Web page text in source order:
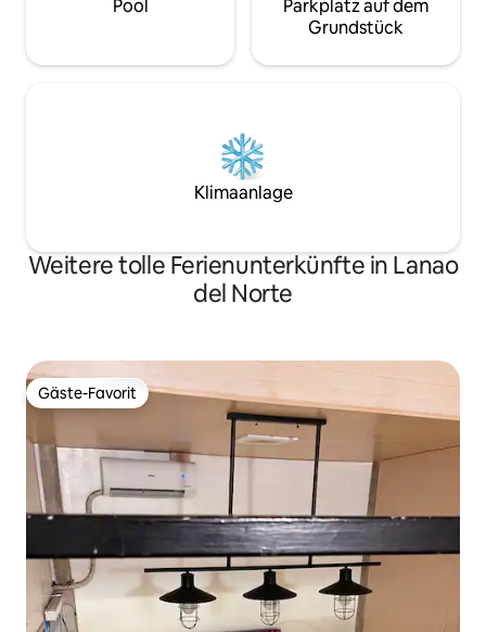
Pool
Parkplatz auf dem
Grundstück
Klimaanlage
Weitere tolle Ferienunterkünfte in Lanao
del Norte
Gäste-Favorit
Gäste-Favorit